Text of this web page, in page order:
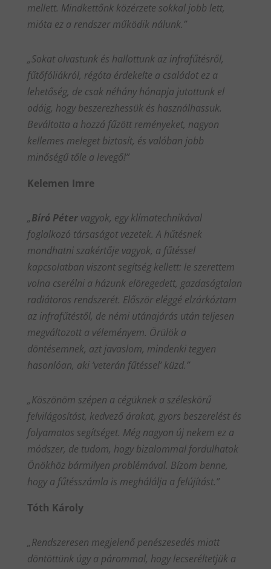
mellett. Mindkettőnk közérzete sokkal jobb lett,
mióta ez a rendszer működik nálunk.”
„Sokat olvastunk és hallottunk az infrafűtésről,
fűtőfóliákról, régóta érdekelte a családot ez a
lehetőség, de csak néhány hónapja jutottunk el
odáig, hogy beszerezhessük és használhassuk.
Beváltotta a hozzá fűzött reményeket, nagyon
kellemes meleget biztosít, és valóban jobb
minőségű tőle a levegő!”
Kelemen Imre
„Bíró Pétervagyok, egy klímatechnikával
foglalkozó társaságot vezetek. A hűtésnek
mondhatni szakértője vagyok, a fűtéssel
kapcsolatban viszont segítség kellett: le szerettem
volna cserélni a házunk elöregedett, gazdaságtalan
radiátoros rendszerét. Először eléggé elzárkóztam
az infrafűtéstől, de némi utánajárás után teljesen
megváltozott a véleményem. Örülök a
döntésemnek, azt javaslom, mindenki tegyen
hasonlóan, aki ’veterán fűtéssel’ küzd.”
„Köszönöm szépen a cégüknek a széleskörű
felvilágosítást, kedvező árakat, gyors beszerelést és
folyamatos segítséget. Még nagyon új nekem ez a
módszer, de tudom, hogy bizalommal fordulhatok
Önökhöz bármilyen problémával. Bízom benne,
hogy a fűtésszámla is meghálálja a felújítást.”
Tóth Károly
„Rendszeresen megjelenő penészesedés miatt
döntöttünk úgy a párommal, hogy lecseréltetjük a